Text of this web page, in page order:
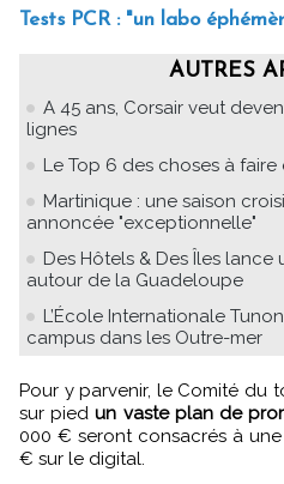
Tests PCR : "un labo
AUTRES
A 45 ans, Corsair veut
lignes
Le Top 6 des choses à faire
Martinique : une saison
annoncée "exceptionnelle"
Des Hôtels & Des Îles
autour de la Guadeloupe
L’École Internationale
campus dans les Outre-mer
Pour y parvenir, le Comité du tourisme de Martinique a mis
sur piedun vaste plan de
000 € seront consacrés à
€ sur le digital.